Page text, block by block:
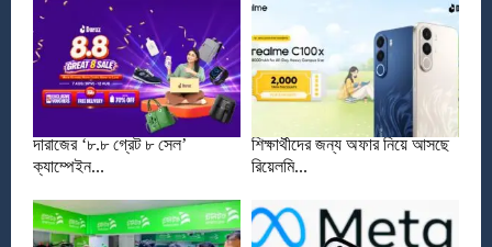
দারাজের ‘৮.৮ গ্রেট ৮ সেল’
ক্যাম্পেইন...
শিক্ষার্থীদের জন্য অফার নিয়ে আসছে
রিয়েলমি...